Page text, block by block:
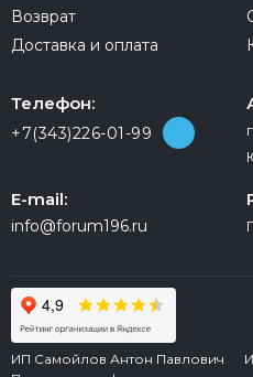
Возврат
Доставка и оплата
Телефон:
+7(343)226-01-99
E-mail:
info@forum196.ru
ИП Самойлов Антон Павлович